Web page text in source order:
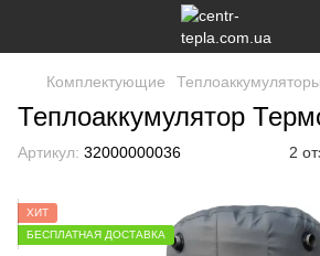
Комплектующие Теплоаккумуляторы
Теплоаккумулятор
Артикул: 32000000036 2
ХИТ
БЕСПЛАТНАЯ ДОСТАВКА